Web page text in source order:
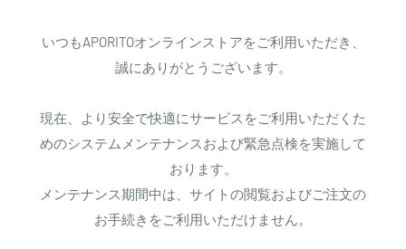
いつもAPORITOオンラインストアをご利用いただき、
誠にありがとうございます。
現在、より安全で快適にサービスをご利用いただくた
めのシステムメンテナンスおよび緊急点検を実施して
おります。
メンテナンス期間中は、サイトの閲覧およびご注文の
お手続きをご利用いただけません。